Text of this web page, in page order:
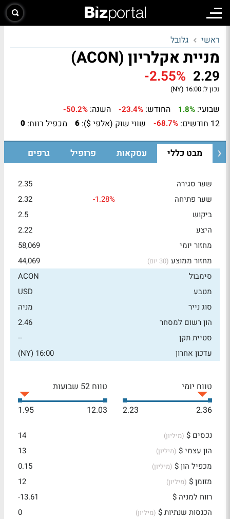
ראשי גלובל
מניית אקלריון (ACON)
2.29
-2.55%
נכון ל: 16:00 (NY)
שבועי: 1.8% החודש: -23.4% השנה: -50.2%
12 חודשים: -68.7% שווי שוק (אלפי $): 6 מכפיל רווח: 0
מבט כללי עסקאות פרופיל גרפים
שער סגירה
2.35
שער פתיחה
-1.28%
2.32
ביקוש
2.5
היצע
2.22
מחזור יומי
58,069
מחזור ממוצע (30 יום)
44,069
סימבול
ACON
מטבע
USD
סוג נייר
מניה
הון רשום למסחר
2.46
סטיית תקן
--
עדכון אחרון
16:00 (NY)
טווח יומי
2.36
2.23
טווח 52 שבועות
12.03
1.95
נכסים $ (מיליון)
14
הון עצמי $ (מיליון)
13
מכפיל הון $ (מיליון)
0.15
מזומן $ (מיליון)
12
רווח למניה $
-13.61
הכנסות שנתיות $ (מיליון)
0